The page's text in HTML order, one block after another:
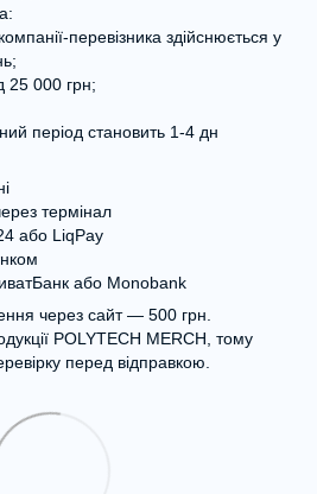
перевізника здійснюється у
25 000 грн;
період становить 1-4 дн
термінал
або LiqPay
або Monobank
через сайт — 500 грн.
POLYTECH MERCH, тому
перед відправкою.